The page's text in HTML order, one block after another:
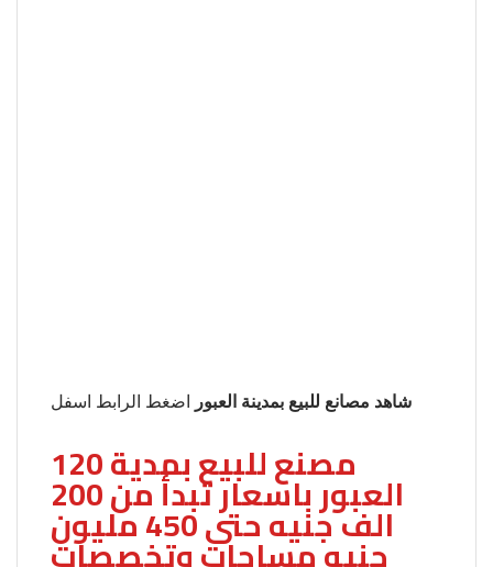
شاهد مصانع للبيع بمدينة العبور اضغط الرابط اسفل
120 مصنع للبيع بمدية
العبور باسعار تبدأ من 200
الف جنيه حتى 450 مليون